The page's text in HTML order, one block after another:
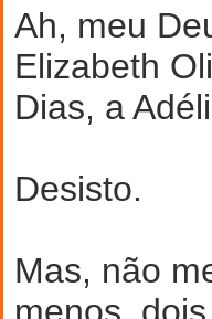
Ah, meu
Elizabeth
Dias, a
Desisto.
Mas, não
menos,